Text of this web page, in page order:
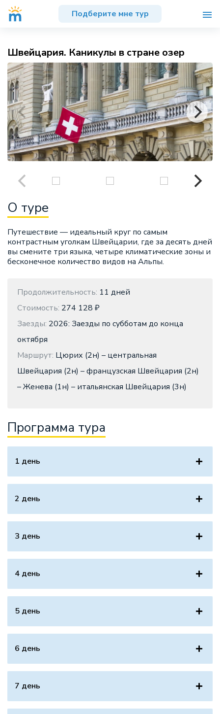
Подберите мне тур
Швейцария. Каникулы в стране озер
О туре
Путешествие — идеальный круг по самым
контрастным уголкам Швейцарии, где за десять дней
вы смените три языка, четыре климатические зоны и
бесконечное количество видов на Альпы.
Продолжительность: 11 дней
Стоимость: 274 128 ₽
Заезды: 2026: Заезды по субботам до конца
октября
Маршрут: Цюрих (2н) – центральная
Швейцария (2н) – французская Швейцария (2н)
– Женева (1н) – итальянская Швейцария (3н)
Программа тура
1 день
2 день
3 день
4 день
5 день
6 день
7 день